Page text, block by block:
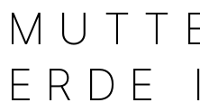
ERDE